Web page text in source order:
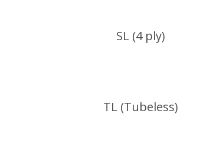
SL (4 ply)
TL (Tubeless)